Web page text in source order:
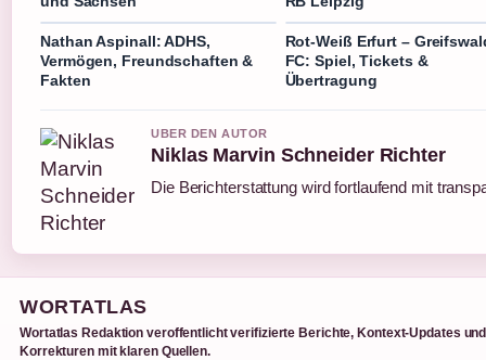
Nathan Aspinall: ADHS,
Vermögen, Freundschaften &
Fakten
Rot-Weiß Erfurt –
FC: Spiel, Tickets &
Übertragung
UBER DEN AUTOR
Niklas Marvin Schneider Richter
Die Berichterstattung wird fortlaufend mit
WORTATLAS
Wortatlas Redaktion veroffentlicht verifizierte Berichte, Kontext-Updates und
Korrekturen mit klaren Quellen.